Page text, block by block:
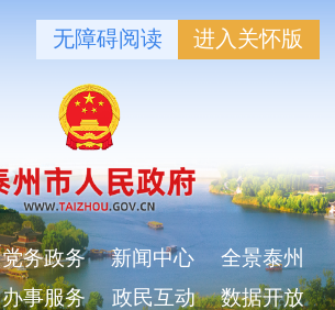
无障碍阅读 进入关怀版
党务政务 新闻中心
全景泰州
办事服务 政民互动 数据开放